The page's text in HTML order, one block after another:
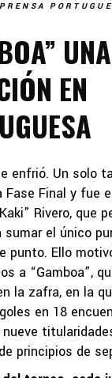
UNA
EN
enfrió. Un solo
Fase Final y fue
Rivero, que
sumar el único
punto. Ello
a “Gamboa”,
la zafra, en la
en 18
principios de